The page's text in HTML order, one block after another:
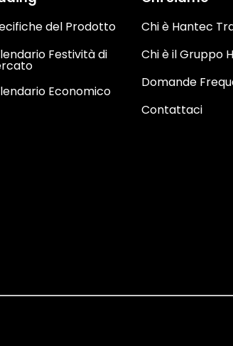
del Prodotto
Festività di
Economico
Chi è Hantec
Chi è il Gruppo
Domande
Contattaci